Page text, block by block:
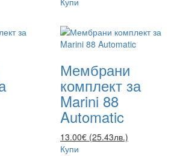
Мембрани
комплект за
Marini 88
Automatic
13.00€ (25.43лв.)
Купи